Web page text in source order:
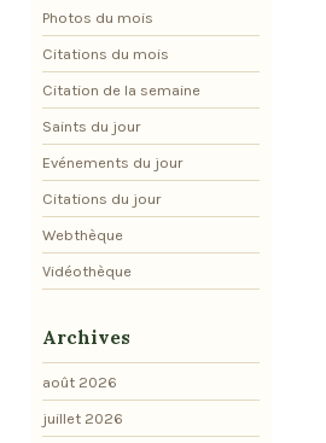
Photos du mois
Citations du mois
Citation de la semaine
Saints du jour
Evénements du jour
Citations du jour
Webthèque
Vidéothèque
Archives
août 2026
juillet 2026